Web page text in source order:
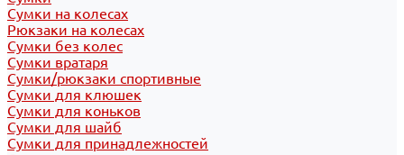
Сумки на колесах
Рюкзаки на колесах
Сумки без колес
Сумки вратаря
Сумки/рюкзаки спортивные
Сумки для клюшек
Сумки для коньков
Сумки для шайб
Сумки для принадлежностей